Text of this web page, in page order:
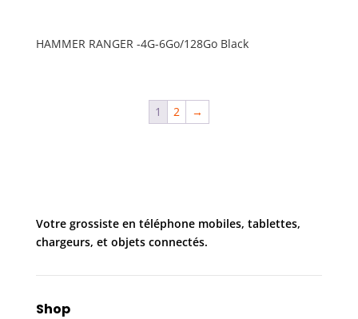
HAMMER RANGER -4G-6Go/128Go Black
1 2 →
Votre grossiste en téléphone mobiles, tablettes,
chargeurs, et objets connectés.
Shop